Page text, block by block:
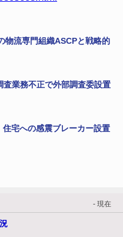
物流専門組織ASCPと戦略的
査業務不正で外部調査委設置
住宅への感震ブレーカー設置
- 現在